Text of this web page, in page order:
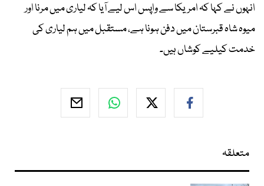
انہوں نے کہا کہ امریکا سے واپس اس لیے آیا کہ لیاری میں مرنا اور
میوہ شاہ قبرستان میں دفن ہونا ہے، مستقبل میں ہم لیاری کی
خدمت کیلیے کوشاں ہیں۔
متعلقہ